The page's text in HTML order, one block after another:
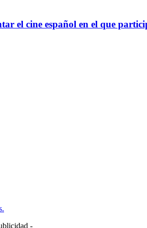
el cine español en el que
-